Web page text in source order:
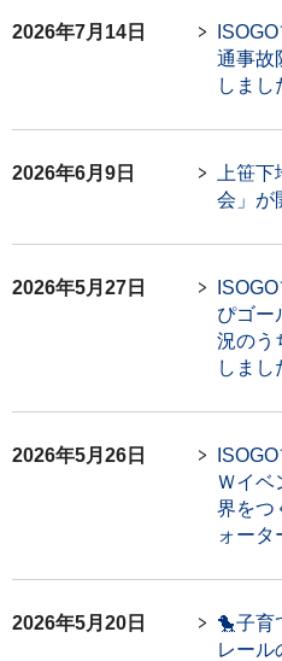
2026年7月14日
通事故
しまし
2026年6月9日
上笹
会」が
2026年5月27日
ぴゴー
況のう
しまし
2026年5月26日
Ｗイベ
界をつ
ォータ
2026年5月20日
🐤子育
レール